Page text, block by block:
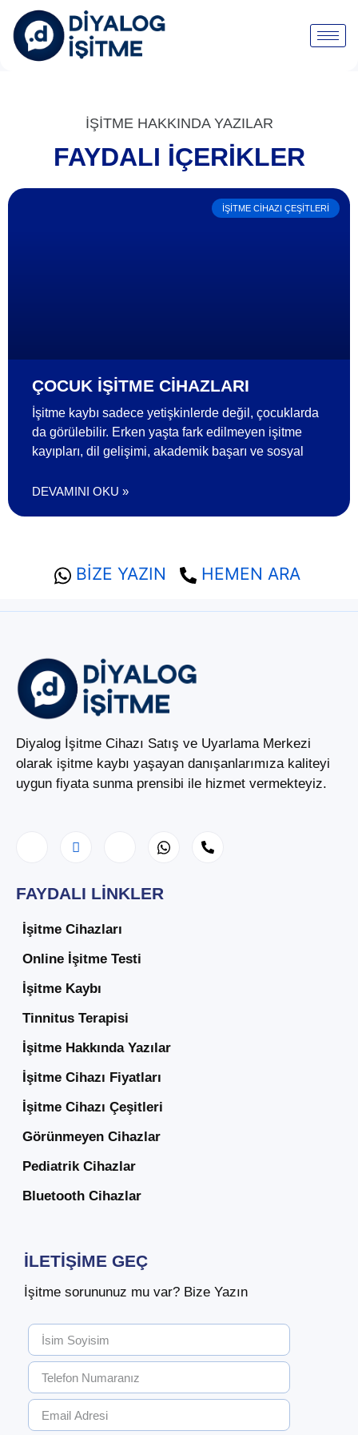
İŞİTME HAKKINDA YAZILAR
FAYDALI İÇERIKLER
İŞITME CIHAZI ÇEŞITLERI
ÇOCUK İŞITME CIHAZLARI
İşitme kaybı sadece yetişkinlerde değil, çocuklarda
da görülebilir. Erken yaşta fark edilmeyen işitme
kayıpları, dil gelişimi, akademik başarı ve sosyal
DEVAMINI OKU »
BİZE YAZIN HEMEN ARA
Diyalog İşitme Cihazı Satış ve Uyarlama Merkezi
olarak işitme kaybı yaşayan danışanlarımıza kaliteyi
uygun fiyata sunma prensibi ile hizmet vermekteyiz.
FAYDALI LINKLER
İşitme Cihazları
Online İşitme Testi
İşitme Kaybı
Tinnitus Terapisi
İşitme Hakkında Yazılar
İşitme Cihazı Fiyatları
İşitme Cihazı Çeşitleri
Görünmeyen Cihazlar
Pediatrik Cihazlar
Bluetooth Cihazlar
İLETIŞIME GEÇ
İşitme sorununuz mu var? Bize Yazın